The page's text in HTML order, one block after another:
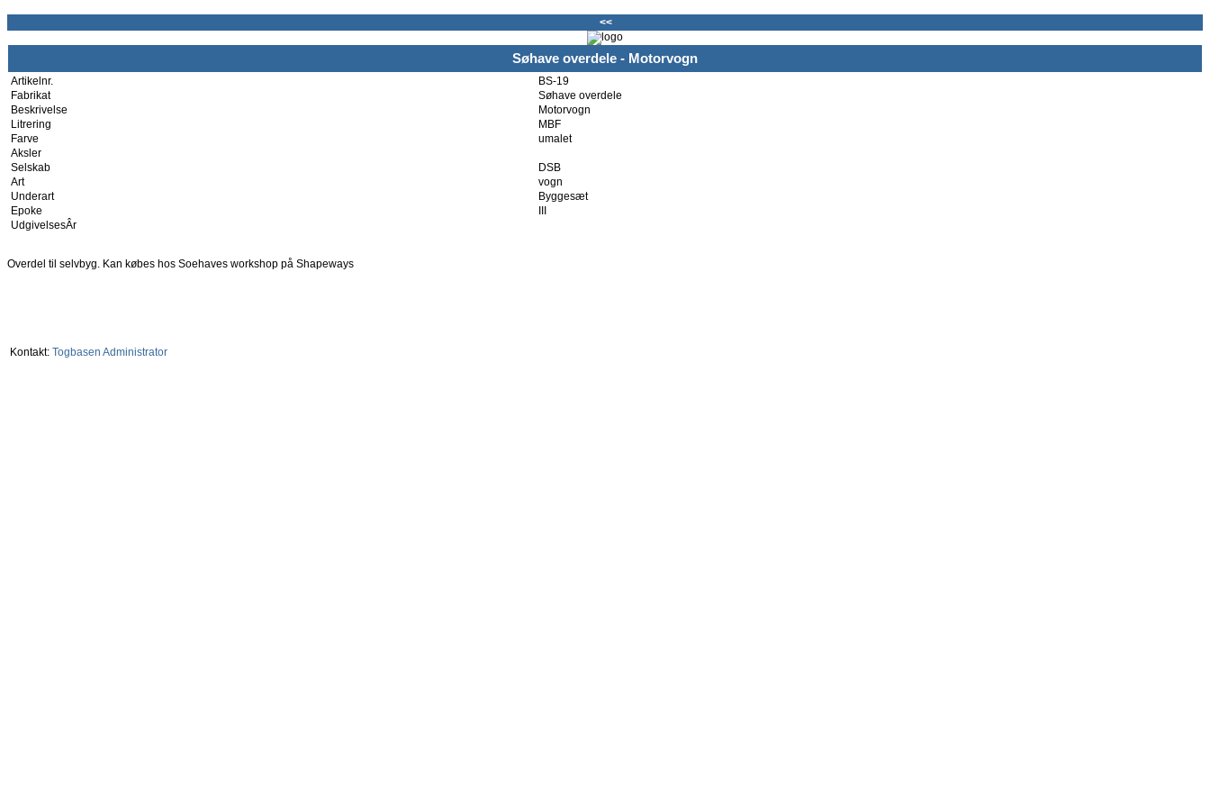
<<
Søhave overdele - Motorvogn
Artikelnr.
BS-19
Fabrikat
Søhave overdele
Beskrivelse
Motorvogn
Litrering
MBF
Farve
umalet
Aksler
Selskab
DSB
Art
vogn
Underart
Byggesæt
Epoke
UdgivelsesÂr
Overdel til selvbyg. Kan købes hos Soehaves workshop på Shapeways
Kontakt: Togbasen Administrator